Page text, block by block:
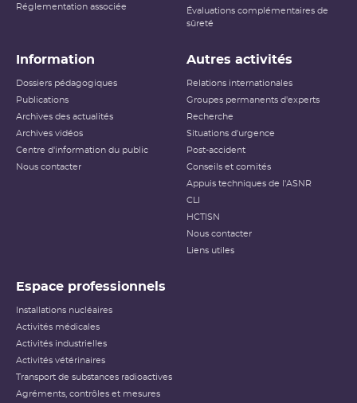
Réglementation associée
Évaluations complémentaires de
sûreté
Information
Dossiers pédagogiques
Publications
Archives des actualités
Archives vidéos
Centre d'information du public
Nous contacter
Autres activités
Relations internationales
Groupes permanents d'experts
Recherche
Situations d'urgence
Post-accident
Conseils et comités
Appuis techniques de l'ASNR
CLI
HCTISN
Nous contacter
Liens utiles
Espace professionnels
Installations nucléaires
Activités médicales
Activités industrielles
Activités vétérinaires
Transport de substances radioactives
Agréments, contrôles et mesures